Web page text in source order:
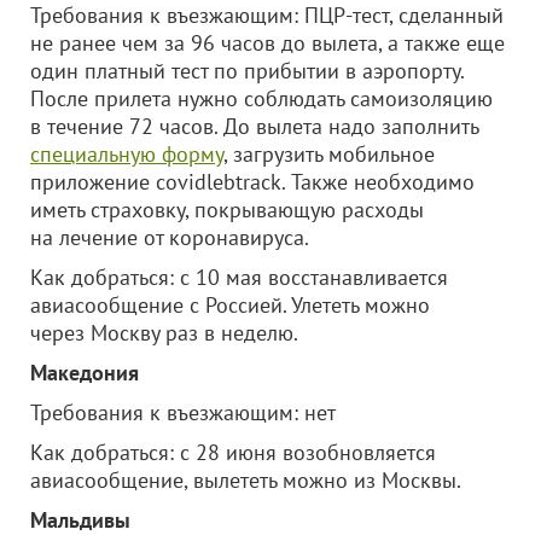
Требования к въезжающим: ПЦР-тест, сделанный
не ранее чем за 96 часов до вылета, а также еще
один платный тест по прибытии в аэропорту.
После прилета нужно соблюдать самоизоляцию
в течение 72 часов. До вылета надо заполнить
специальную форму, загрузить мобильное
приложение covidlebtrack. Также необходимо
иметь страховку, покрывающую расходы
на лечение от коронавируса.
Как добраться: с 10 мая восстанавливается
авиасообщение с Россией. Улететь можно
через Москву раз в неделю.
Македония
Требования к въезжающим: нет
Как добраться: с 28 июня возобновляется
авиасообщение, вылететь можно из Москвы.
Мальдивы